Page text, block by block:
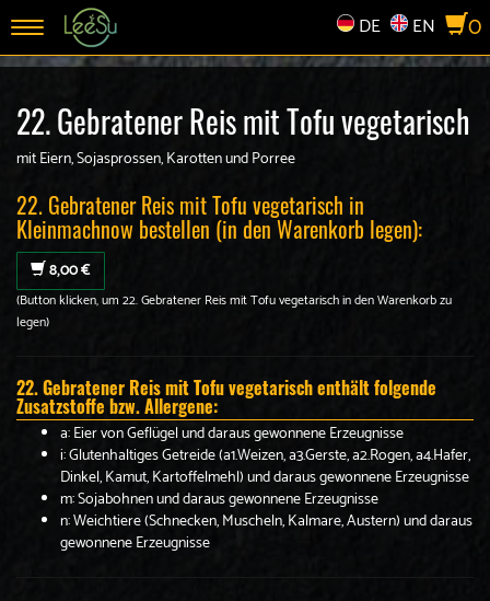
Toggle
navigation
0
DE EN
22. Gebratener Reis mit Tofu vegetarisch
mit Eiern, Sojasprossen, Karotten und Porree
22. Gebratener Reis mit Tofu vegetarisch in
Kleinmachnow bestellen (in den Warenkorb legen):
8,00 €
(Button klicken, um 22. Gebratener Reis mit Tofu vegetarisch in den Warenkorb zu
legen)
22. Gebratener Reis mit Tofu vegetarisch enthält folgende
Zusatzstoffe bzw. Allergene:
a: Eier von Geflügel und daraus gewonnene Erzeugnisse
i: Glutenhaltiges Getreide (a1.Weizen, a3.Gerste, a2.Rogen, a4.Hafer,
Dinkel, Kamut, Kartoffelmehl) und daraus gewonnene Erzeugnisse
m: Sojabohnen und daraus gewonnene Erzeugnisse
n: Weichtiere (Schnecken, Muscheln, Kalmare, Austern) und daraus
gewonnene Erzeugnisse